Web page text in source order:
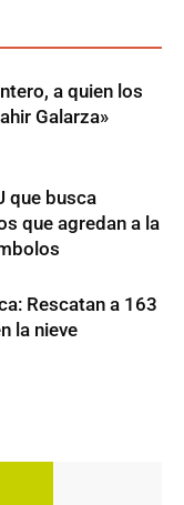
a quien los
Galarza»
que busca
que agredan a la
Rescatan a 163
la nieve